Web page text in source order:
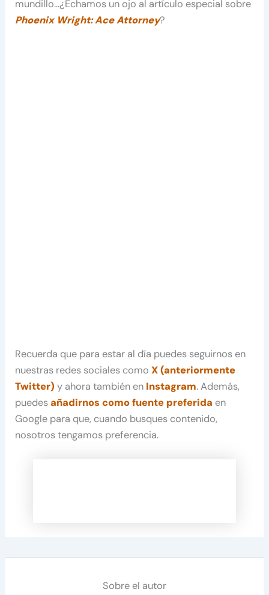
mundillo…¿Echamos un ojo al artículo especial sobre
Phoenix Wright: Ace Attorney?
Recuerda que para estar al día puedes seguirnos en
nuestras redes sociales comoX (anteriormente
Twitter) y ahora también en Instagram. Además,
puedesañadirnos como fuente preferida en
Google para que, cuando busques contenido,
nosotros tengamos preferencia.
Sobre el autor